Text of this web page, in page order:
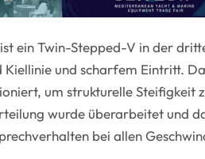
ein Twin-Stepped-V in der
Kiellinie und scharfem Eintritt.
um strukturelle Steifigkeit
wurde überarbeitet und
bei allen